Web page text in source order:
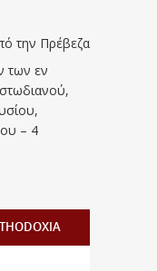
την Πρέβεζα
των εν
– 4